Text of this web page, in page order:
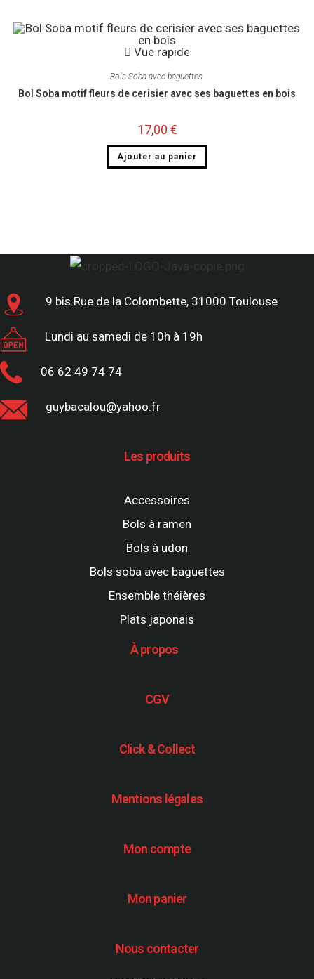
Vue rapide
Bols Soba avec baguettes ​
Bol Soba motif fleurs de cerisier avec ses baguettes en bois
17,00 €
Ajouter au panier
9 bis Rue de la Colombette, 31000 Toulouse
Lundi au samedi de 10h à 19h
06 62 49 74 74
guybacalou@yahoo.fr
Les produits
Accessoires
Bols à ramen
Bols à udon
Bols soba avec baguettes
Ensemble théières
Plats japonais
À propos
CGV
Click & Collect
Mentions légales
Mon compte
Mon panier
Nous contacter